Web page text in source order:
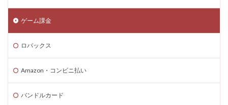
ゲーム課金
ロバックス
Amazon・コンビニ払い
バンドルカード